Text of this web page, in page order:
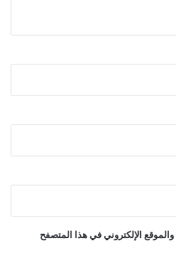
الإلكتروني في هذا المتصفح